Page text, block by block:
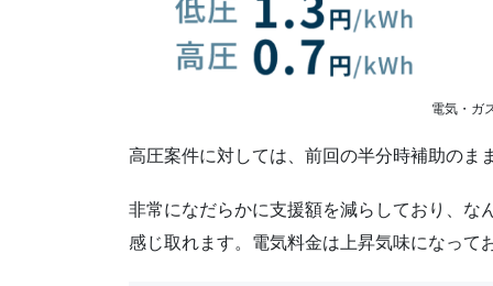
電気・ガ
高圧案件に対しては、前回の半分時補助のま
非常になだらかに支援額を減らしており、な
感じ取れます。電気料金は上昇気味になって